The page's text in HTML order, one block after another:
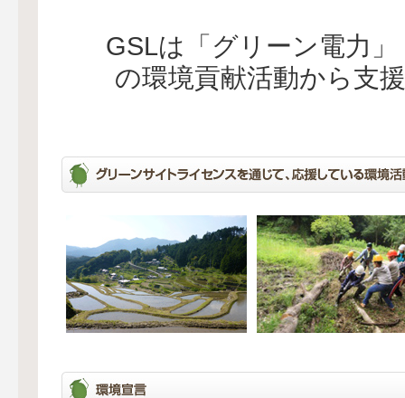
GSLは「グリーン電力
の環境貢献活動から支